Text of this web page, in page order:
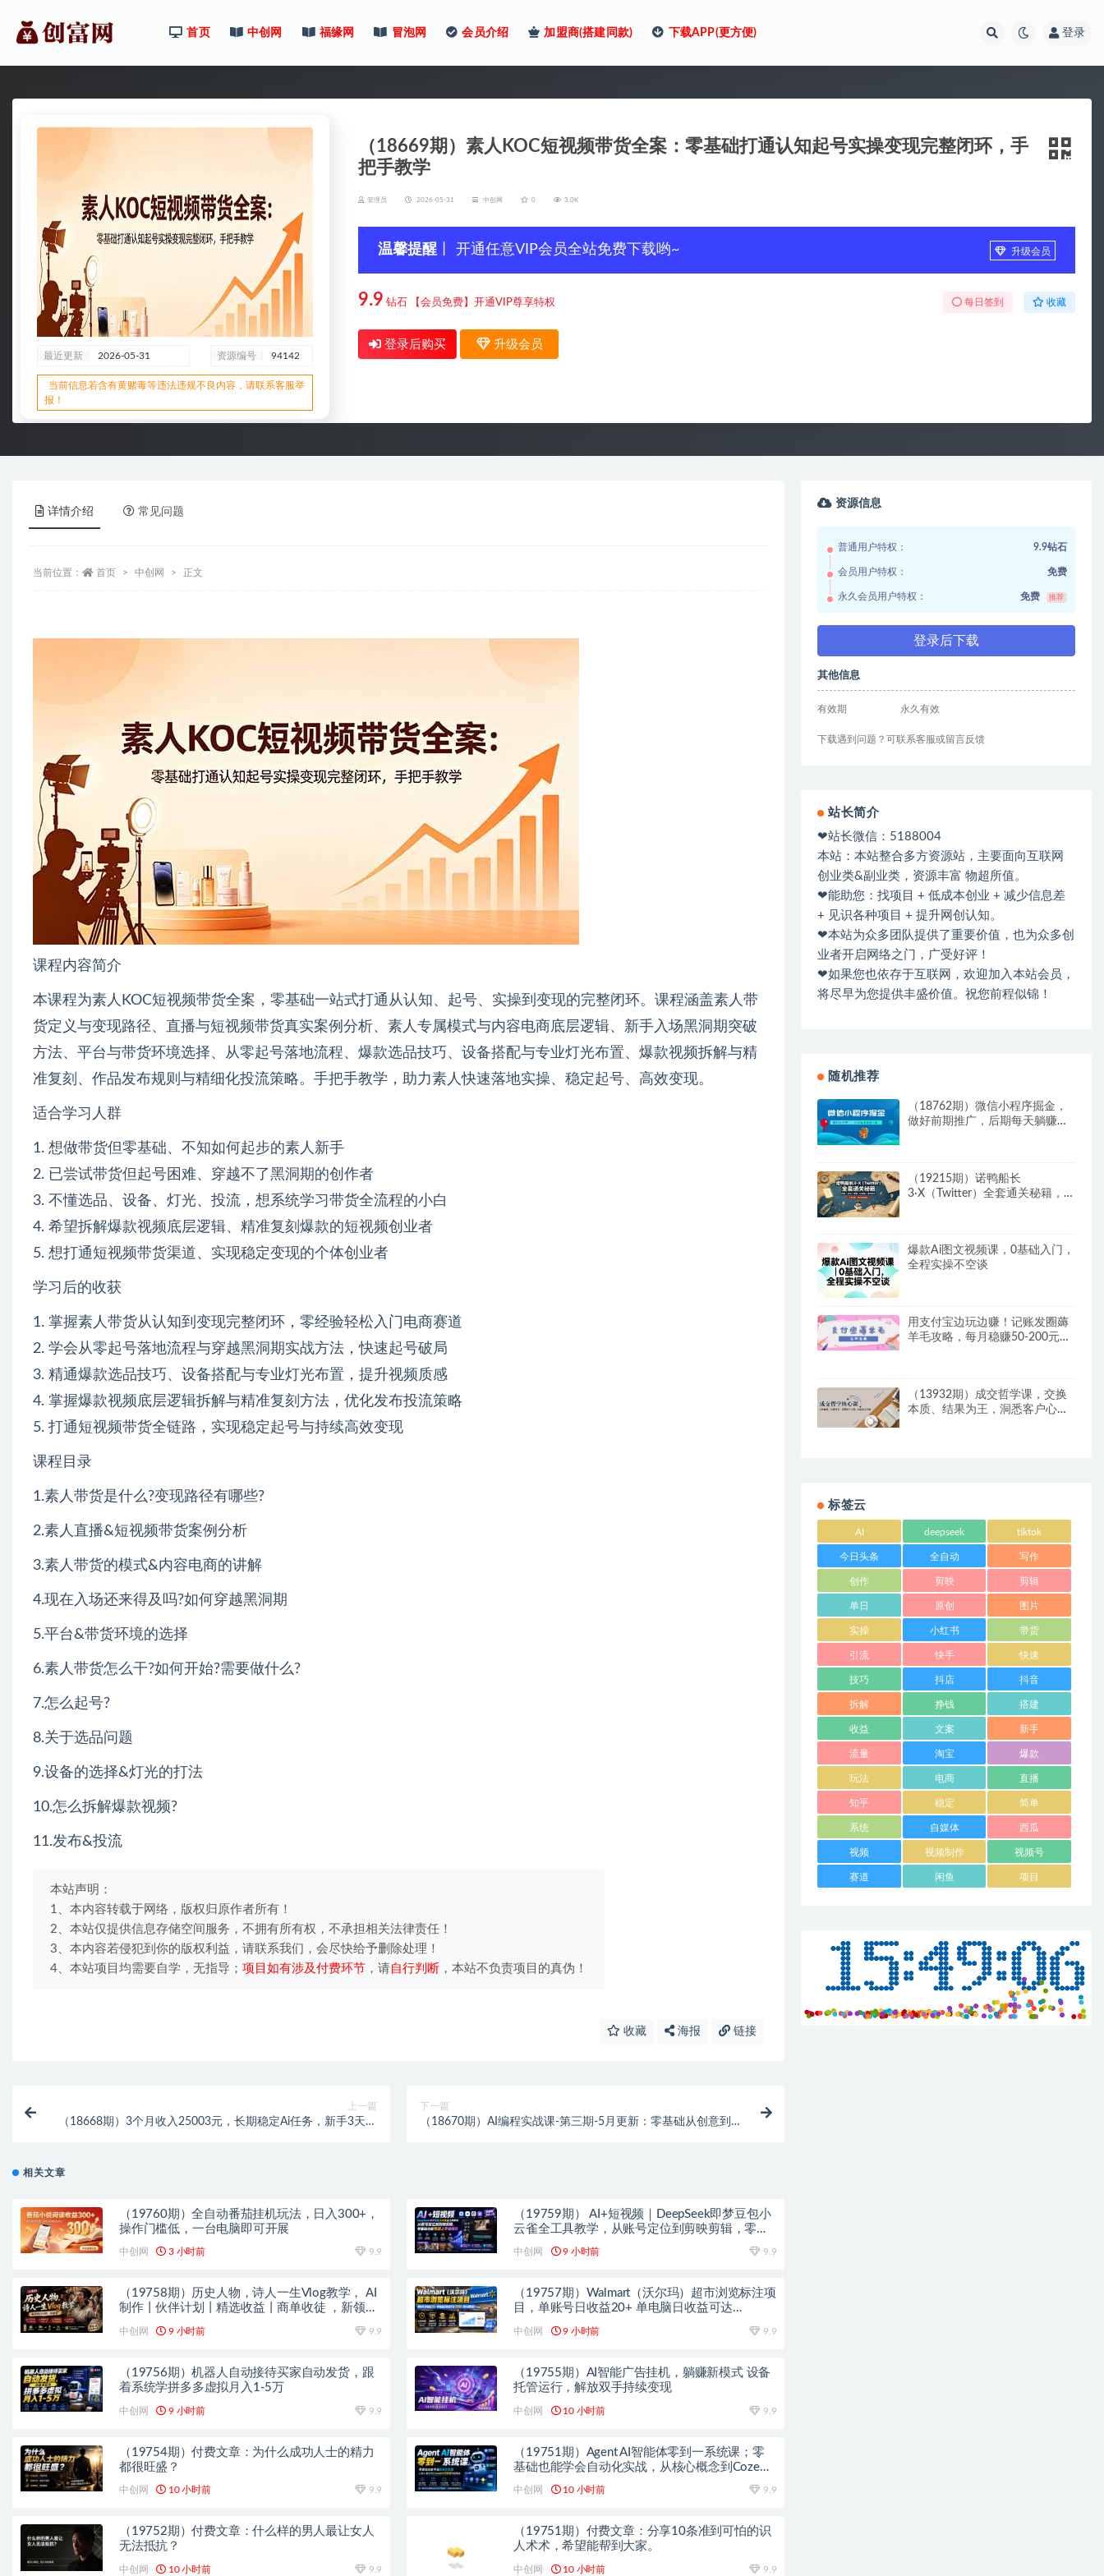
首页 中创网 福缘网 冒泡网 会员介绍 加盟商(搭建同款) 下载APP(更方便) 登录
最近更新 2026-05-31 资源编号 94142
当前信息若含有黄赌毒等违法违规不良内容，请联系客服举
报！
（18669期）素人KOC短视频带货全案：零基础打通认知起号实操变现完整闭环，手
把手教学
管理员 2026-05-31 中创网 0 3.0K
温馨提醒 丨 开通任意VIP会员全站免费下载哟~ 升级会员
9.9 钻石 【会员免费】开通VIP尊享特权 每日签到 收藏
登录后购买 升级会员
详情介绍 常见问题
当前位置： 首页 中创网 正文
课程内容简介
本课程为素人KOC短视频带货全案，零基础一站式打通从认知、起号、实操到变现的完整闭环。课程涵盖素人带
货定义与变现路径、直播与短视频带货真实案例分析、素人专属模式与内容电商底层逻辑、新手入场黑洞期突破
方法、平台与带货环境选择、从零起号落地流程、爆款选品技巧、设备搭配与专业灯光布置、爆款视频拆解与精
准复刻、作品发布规则与精细化投流策略。手把手教学，助力素人快速落地实操、稳定起号、高效变现。
适合学习人群
1. 想做带货但零基础、不知如何起步的素人新手
2. 已尝试带货但起号困难、穿越不了黑洞期的创作者
3. 不懂选品、设备、灯光、投流，想系统学习带货全流程的小白
4. 希望拆解爆款视频底层逻辑、精准复刻爆款的短视频创业者
5. 想打通短视频带货渠道、实现稳定变现的个体创业者
学习后的收获
1. 掌握素人带货从认知到变现完整闭环，零经验轻松入门电商赛道
2. 学会从零起号落地流程与穿越黑洞期实战方法，快速起号破局
3. 精通爆款选品技巧、设备搭配与专业灯光布置，提升视频质感
4. 掌握爆款视频底层逻辑拆解与精准复刻方法，优化发布投流策略
5. 打通短视频带货全链路，实现稳定起号与持续高效变现
课程目录
1.素人带货是什么?变现路径有哪些?
2.素人直播&短视频带货案例分析
3.素人带货的模式&内容电商的讲解
4.现在入场还来得及吗?如何穿越黑洞期
5.平台&带货环境的选择
6.素人带货怎么干?如何开始?需要做什么?
7.怎么起号?
8.关于选品问题
9.设备的选择&灯光的打法
10.怎么拆解爆款视频?
11.发布&投流
本站声明：
1、本内容转载于网络，版权归原作者所有！
2、本站仅提供信息存储空间服务，不拥有所有权，不承担相关法律责任！
3、本内容若侵犯到你的版权利益，请联系我们，会尽快给予删除处理！
4、本站项目均需要自学，无指导； 项目如有涉及付费环节 ，请自行判断 ，本站不负责项目的真伪！
收藏 海报 链接
上一篇
（18668期）3个月收入25003元，长期稳定Ai任务，新手3天入
下一篇
（18670期）AI编程实战课-第三期-5月更新：零基础从创意到变
相关文章
（19760期）全自动番茄挂机玩法，日入300+，
操作门槛低，一台电脑即可开展
中创网 3 小时前 9.9
（19759期） AI+短视频｜DeepSeek即梦豆包小
云雀全工具教学，从账号定位到剪映剪辑，零基
中创网 9 小时前 9.9
（19758期）历史人物，诗人一生Vlog教学， AI
制作丨伙伴计划丨精选收益丨商单收徒 ，新领域
中创网 9 小时前 9.9
（19757期）Walmart（沃尔玛）超市浏览标注项
目，单账号日收益20+ 单电脑日收益可达
中创网 9 小时前 9.9
（19756期）机器人自动接待买家自动发货，跟
着系统学拼多多虚拟月入1-5万
中创网 9 小时前 9.9
（19755期）AI智能广告挂机，躺赚新模式 设备
托管运行，解放双手持续变现
中创网 10 小时前 9.9
（19754期）付费文章：为什么成功人士的精力
都很旺盛？
中创网 10 小时前 9.9
（19751期）Agent AI智能体零到一系统课；零
基础也能学会自动化实战，从核心概念到Coze工
中创网 10 小时前 9.9
（19752期）付费文章：什么样的男人最让女人
无法抵抗？
中创网 10 小时前 9.9
（19751期）付费文章：分享10条准到可怕的识
人术术，希望能帮到大家。
中创网 10 小时前 9.9
资源信息
普通用户特权： 9.9钻石
会员用户特权： 免费
永久会员用户特权： 免费 推荐
登录后下载
其他信息
有效期 永久有效
下载遇到问题？可联系客服或留言反馈
站长简介
❤站长微信：5188004
本站：本站整合多方资源站，主要面向互联网
创业类&副业类，资源丰富 物超所值。
❤能助您：找项目 + 低成本创业 + 减少信息差
+ 见识各种项目 + 提升网创认知。
❤本站为众多团队提供了重要价值，也为众多创
业者开启网络之门，广受好评！
❤如果您也依存于互联网，欢迎加入本站会员，
将尽早为您提供丰盛价值。祝您前程似锦！
随机推荐
（18762期）微信小程序掘金，
做好前期推广，后期每天躺赚
（19215期）诺鸭船长
3·X（Twitter）全套通关秘籍，
爆款Ai图文视频课，0基础入门，
全程实操不空谈
用支付宝边玩边赚！记账发圈薅
羊毛攻略，每月稳赚50-200元
（13932期）成交哲学课，交换
本质、结果为王，洞悉客户心
标签云
AI deepseek tiktok
今日头条 全自动 写作
创作 剪映 剪辑
单日 原创 图片
实操 小红书 带货
引流 快手 快速
技巧 抖店 抖音
拆解 挣钱 搭建
收益 文案 新手
流量 淘宝 爆款
玩法 电商 直播
知乎 稳定 简单
系统 自媒体 西瓜
视频 视频制作 视频号
赛道 闲鱼 项目